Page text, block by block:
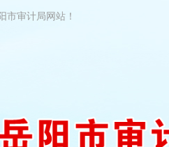
市审计局网站！